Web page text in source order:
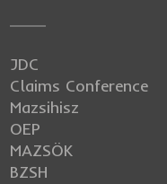
JDC
Claims Conference
Mazsihisz
OEP
MAZSÖK
BZSH